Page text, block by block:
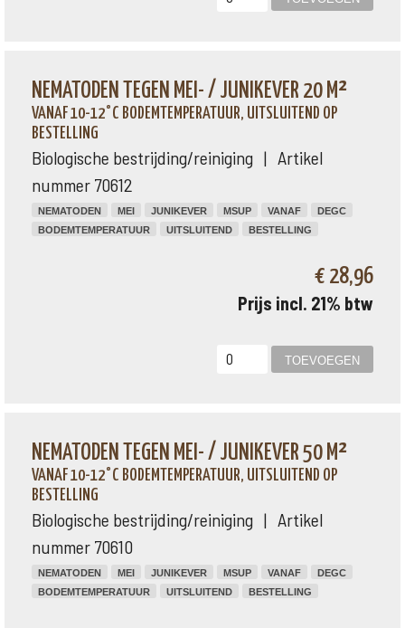
NEMATODEN TEGEN MEI- / JUNIKEVER 20 M²
VANAF 10-12°C BODEMTEMPERATUUR, UITSLUITEND OP
BESTELLING
Biologische bestrijding/reiniging | Artikel
nummer 70612
NEMATODEN MEI JUNIKEVER MSUP VANAF
DEGC
BODEMTEMPERATUUR
UITSLUITEND BESTELLING
€ 28,96
Prijs incl. 21% btw
NEMATODEN TEGEN MEI- / JUNIKEVER 50 M²
VANAF 10-12°C BODEMTEMPERATUUR, UITSLUITEND OP
BESTELLING
Biologische bestrijding/reiniging | Artikel
nummer 70610
NEMATODEN MEI JUNIKEVER MSUP VANAF
DEGC
BODEMTEMPERATUUR
UITSLUITEND BESTELLING